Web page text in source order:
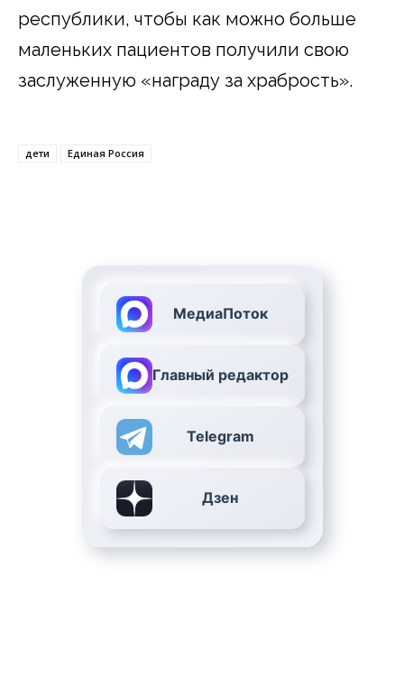
республики, чтобы как можно больше
маленьких пациентов получили свою
заслуженную «награду за храбрость».
дети Единая Россия
МедиаПоток
Главный редактор
Telegram
Дзен